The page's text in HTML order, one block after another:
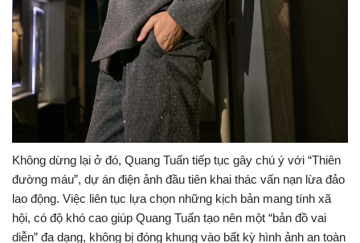
Không dừng lại ở đó, Quang Tuấn tiếp tục gây chú ý với “Thiên
đường máu”, dự án điện ảnh đầu tiên khai thác vấn nạn lừa đảo
lao động. Việc liên tục lựa chọn những kịch bản mang tính xã
hội, có độ khó cao giúp Quang Tuấn tạo nên một “bản đồ vai
diễn” đa dạng, không bị đóng khung vào bất kỳ hình ảnh an toàn